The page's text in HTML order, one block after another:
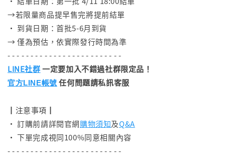
→若限量商品提早售完將提前結單
• 到貨日期：首批5-6月到貨
→ 僅為預估，依實際發行時間為準
- - - - - - - - - - - - - - - - - - - - - - - - -
LINE社群一定要加入不錯過社群限定品！
官方LINE帳號 任何問題請私訊客服
┃注意事項┃
• 訂購前請詳閱官網購物須知及Q&A
• 下單完成視同100%同意相關內容
- - - - - - - - - - - - - - - - - - - - - - - - -